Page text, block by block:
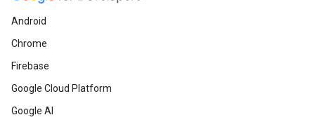
Android
Chrome
Firebase
Google Cloud Platform
Google AI